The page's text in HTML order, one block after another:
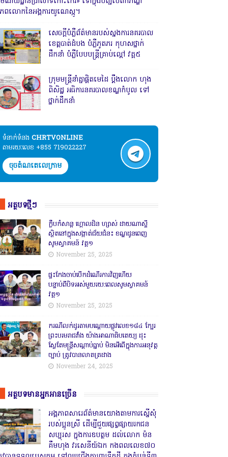
ពលោកនៃអង្គការយូណេស្កូ។
សេចក្តីបំភ្លឺព័ត៌មានរបស់ស្នងការនគរបាល
ខេត្តបាត់ដំបង បំភ្លឺភូតភរ កុហសថ្នាក់
ដឹកនាំ បំភ្លឺបែបបន្ត្រីគ្រាប់ល្ពៅ វគ្គ៥
ក្រុមមន្ត្រីនាំគ្នាផ្ដិតមេដៃ ប្ដឹងលោក ហុង
ពិសិដ្ឋ អធិការនគរបាលខណ្ឌកំបូល ទៅ
ថ្នាក់ដឹកនាំ
ទំនាក់ទំនង​​ CHRTVONLINE
តាមរយៈលេខ +855 719022227
ចុចតំណតេលេក្រាម
អត្ថបទថ្មីៗ
ក្លឹបកំសាន្ត ហ្គោលដិន ហ្សាស់ ដាយណាស្ទី
ស្ថិតនៅក្នុងសង្កាត់ជ័យជំនះ ខណ្ឌដូនពេញ
សូមស្វាគមន៍ វគ្គ១
November 25, 2025
ផ្ទះកែងចាប់បើកដំណើរការវិញហើយ
បន្ទាប់ពីបិទអស់មួយរយ:ពេលសូមស្វាគមន៍
វគ្គ១
November 25, 2025
ករណីលក់ដូរតាមបណ្តោយផ្លូវលេខ១៨៤ ក្បែរ
ព្រះបរមរាជវាំង យ៉ាងអាណាធិបតេយ្យ ដុះ
ស្លែតែមន្ត្រីសណ្តាប់ធ្នាប់ មិនអើពើក្នុងការអនុវត្ត
ច្បាប់ ត្រូវបានលាតត្រដាង
November 24, 2025
អត្ថបទមានអ្នកអានច្រើន
អង្គភាពសារេព័ត៌មានយោងតាមការស្នើសុំ
របស់ប្អូនស្រី ដើម្បីជួយផ្សព្វផ្សាយរកជន
សប្បុរស ក្នុងការឧបត្ថម ដល់លោក ម៉ន
គឹមហុង វរសេនីយ៍ឯក កងពលលេខ៧០